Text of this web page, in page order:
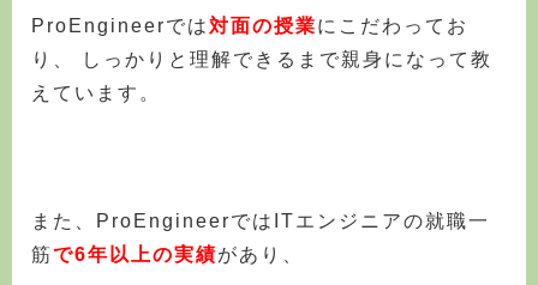
ProEngineerでは対面の授業にこだわってお
り、 しっかりと理解できるまで親身になって教
えています。
また、ProEngineerではITエンジニアの就職一
筋で6年以上の実績があり、